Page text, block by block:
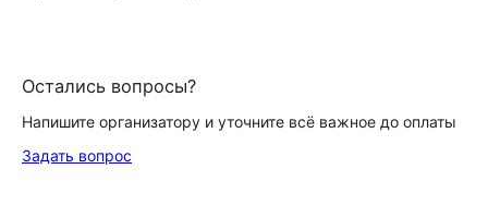
Остались вопросы?
Напишите организатору и уточните всё важное до оплаты
Задать вопрос